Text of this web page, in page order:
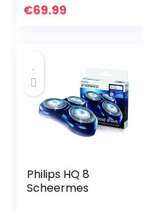
Incl. Deksel,
[Energy Klasse
A+++]
€69.99
Philips HQ 8
Scheermes